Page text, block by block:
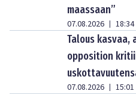
maassaan”
07.08.2026 | 18:34
Talous kasvaa,
opposition
07.08.2026 | 15:01